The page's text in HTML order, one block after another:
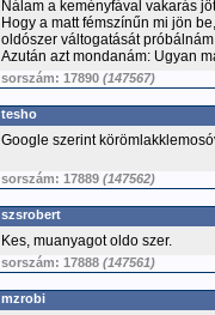
Nálam a keményfával vakarás
Hogy a matt fémszínűn mi jön
oldószer váltogatását
Azután azt mondanám: Ugyan
sorszám: 17890 (147567)
tesho
Google szerint
sorszám: 17889 (147562)
szsrobert
Kes, muanyagot oldo szer.
sorszám: 17888 (147561)
mzrobi